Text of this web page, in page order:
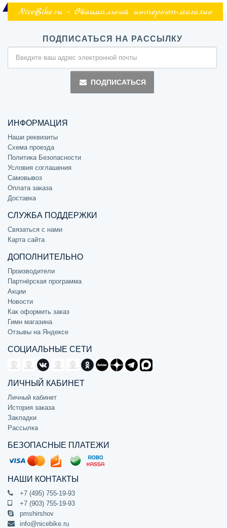
NiceBike.ru - Официальный интернет-магазин
ПОДПИСАТЬСЯ НА РАССЫЛКУ
ПОДПИСАТЬСЯ
ИНФОРМАЦИЯ
Наши реквизиты
Схема проезда
Политика Безопасности
Условия соглашения
Самовывоз
Оплата заказа
Доставка
СЛУЖБА ПОДДЕРЖКИ
Связаться с нами
Карта сайта
ДОПОЛНИТЕЛЬНО
Производители
Партнёрская программа
Акции
Новости
Как оформить заказ
Гимн магазина
Отзывы на Яндексе
СОЦИАЛЬНЫЕ СЕТИ
ЛИЧНЫЙ КАБИНЕТ
Личный кабинет
История заказа
Закладки
Рассылка
БЕЗОПАСНЫЕ ПЛАТЕЖИ
НАШИ КОНТАКТЫ
+7 (495) 755-19-93
+7 (903) 755-19-93
pmshirshov
info@nicebike.ru